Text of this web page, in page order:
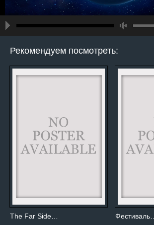
Рекомендуем посмотреть:
The Far Side… Фестиваль…